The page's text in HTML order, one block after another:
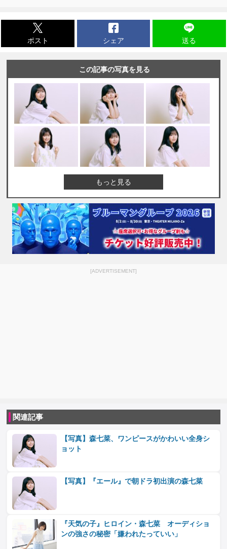
ポスト シェア 送る
この記事の写真を見る
もっと見る
[ADVERTISEMENT]
関連記事
【写真】森七菜、ワンピースがかわいい全身シ
ョット
【写真】『エール』で朝ドラ初出演の森七菜
『天気の子』ヒロイン・森七菜 オーディショ
ンの強さの秘密「嫌われたっていい」